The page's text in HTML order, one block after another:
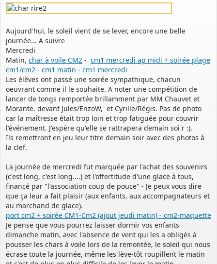
Aujourd'hui, le soleil vient de se lever, encore une belle
journée... A suivre
Mercredi
Matin, char à voile CM2 - cm1 mercredi ap midi + soirée plage
cm1/cm2 - cm1 matin - cm1 mercredi
Les élèves ont passé une soirée sympathique, chacun
oeuvrant comme il le souhaite. A noter une compétition de
lancer de tongs remportée brillamment par MM Chauvet et
Morante. devant Jules/EnzoW, et Cyrille/Régis. Pas de photo
car la maîtresse était trop loin et trop fatiguée pour couvrir
l'événement. J'espère qu'elle se rattrapera demain soi r :).
Ils remettront en jeu leur titre demain soir avec des photos à
la clef.
La journée de mercredi fut marquée par l'achat des souvenirs
(c'est long, c'est long....) et l'offertitude d'une glace à tous,
financé par "l'association coup de pouce" - Je peux vous dire
que ça leur a fait plaisir (aux enfants, aux accompagnateurs et
au marchand de glace).
port cm2 + soirée CM1-Cm2 (ajout jeudi matin) - cm2-maquette
Je pense que vous pourrez laisser dormir vos enfants
dimanche matin, avec l'absence de vent qui les a obligés à
pousser les chars à voile lors de la remontée, le soleil qui nous
écrase toute la journée, même les lève-tôt roupillent le matin